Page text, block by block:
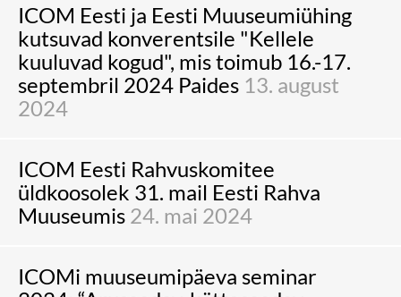
ICOM Eesti ja Eesti Muuseumiühing
kutsuvad konverentsile "Kellele
kuuluvad kogud", mis toimub 16.-17.
septembril 2024 Paides 13. august
2024
ICOM Eesti Rahvuskomitee
üldkoosolek 31. mail Eesti Rahva
Muuseumis 24. mai 2024
ICOMi muuseumipäeva seminar